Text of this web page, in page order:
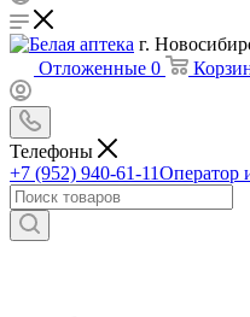
г.
Отложенные 0
Телефоны
+7 (952) 940-61-11Оператор